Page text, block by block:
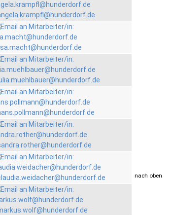
drucken nach oben